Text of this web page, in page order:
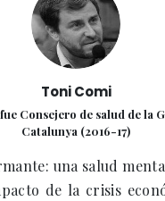
Toni Comi
Consejero de salud de la
Catalunya (2016-17)
una salud
de la crisis